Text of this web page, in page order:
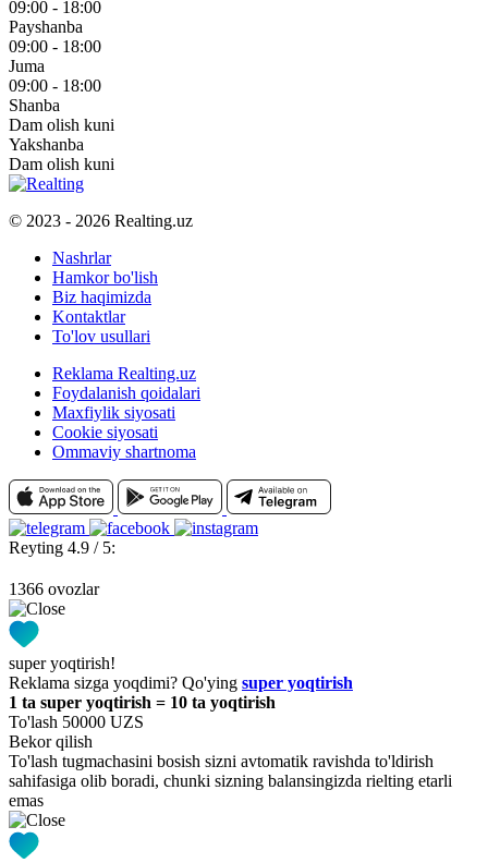
09:00 - 18:00
Payshanba
09:00 - 18:00
Juma
09:00 - 18:00
Shanba
Dam olish kuni
Yakshanba
Dam olish kuni
© 2023 - 2026 Realting.uz
Nashrlar
Hamkor bo'lish
Biz haqimizda
Kontaktlar
To'lov usullari
Reklama Realting.uz
Foydalanish qoidalari
Maxfiylik siyosati
Cookie siyosati
Ommaviy shartnoma
Reyting 4.9 / 5:
1366 ovozlar
super yoqtirish!
Reklama sizga yoqdimi? Qo'ying super yoqtirish
1 ta super yoqtirish = 10 ta yoqtirish
To'lash 50000 UZS
Bekor qilish
To'lash tugmachasini bosish sizni avtomatik ravishda to'ldirish
sahifasiga olib boradi, chunki sizning balansingizda rielting etarli
emas